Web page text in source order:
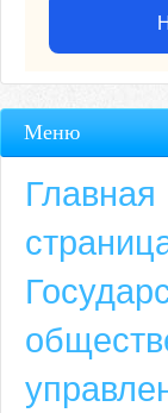
Адрес
659635,
Меню
Главная